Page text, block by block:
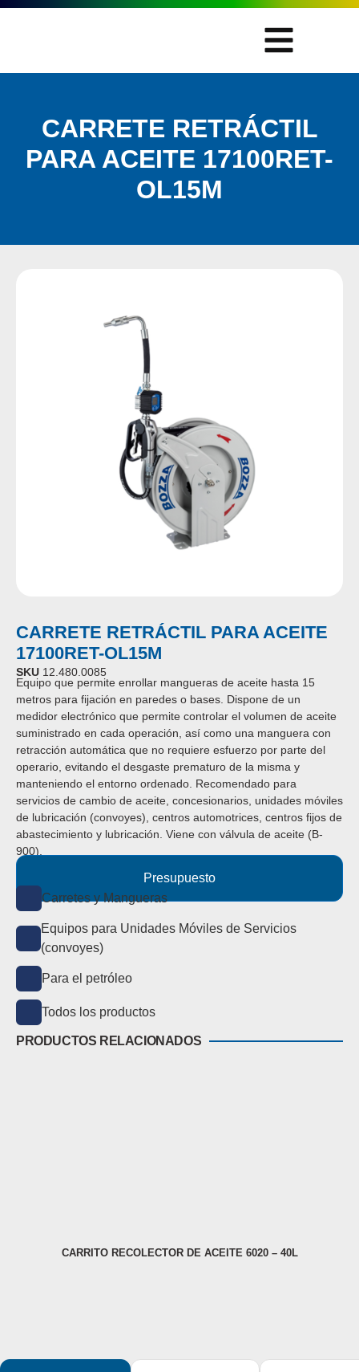
CARRETE RETRÁCTIL
PARA ACEITE 17100RET-
OL15M
CARRETE RETRÁCTIL PARA ACEITE
17100RET-OL15M
SKU 12.480.0085
Equipo que permite enrollar mangueras de aceite hasta 15
metros para fijación en paredes o bases. Dispone de un
medidor electrónico que permite controlar el volumen de aceite
suministrado en cada operación, así como una manguera con
retracción automática que no requiere esfuerzo por parte del
operario, evitando el desgaste prematuro de la misma y
manteniendo el entorno ordenado. Recomendado para
servicios de cambio de aceite, concesionarios, unidades móviles
de lubricación (convoyes), centros automotrices, centros fijos de
abastecimiento y lubricación. Viene con válvula de aceite (B-
900).
Presupuesto
Carretes y Mangueras
Equipos para Unidades Móviles de Servicios
(convoyes)
Para el petróleo
Todos los productos
PRODUCTOS RELACIONADOS
CARRITO RECOLECTOR DE ACEITE 6020 – 40L